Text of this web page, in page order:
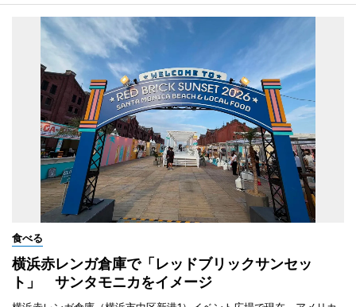
食べる
横浜赤レンガ倉庫で「レッドブリックサンセッ
ト」 サンタモニカをイメージ